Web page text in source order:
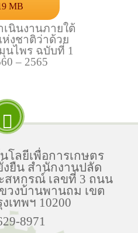
MB
นินงานภายใต้
งชาติว่าด้วย
ไพร ฉบับที่ 1
– 2565
โลยีเพื่อการเกษตร
งยืน สำนักงานปลัด
สหกรณ์ เลขที่ 3 ถนน
วงบ้านพานถม เขต
เทพฯ 10200
8971